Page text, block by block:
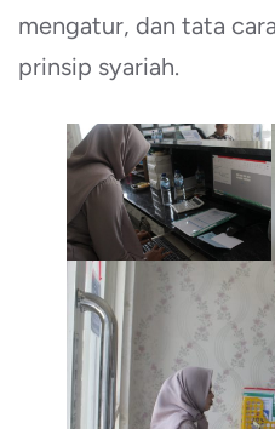
mengatur, dan tata
prinsip syariah.